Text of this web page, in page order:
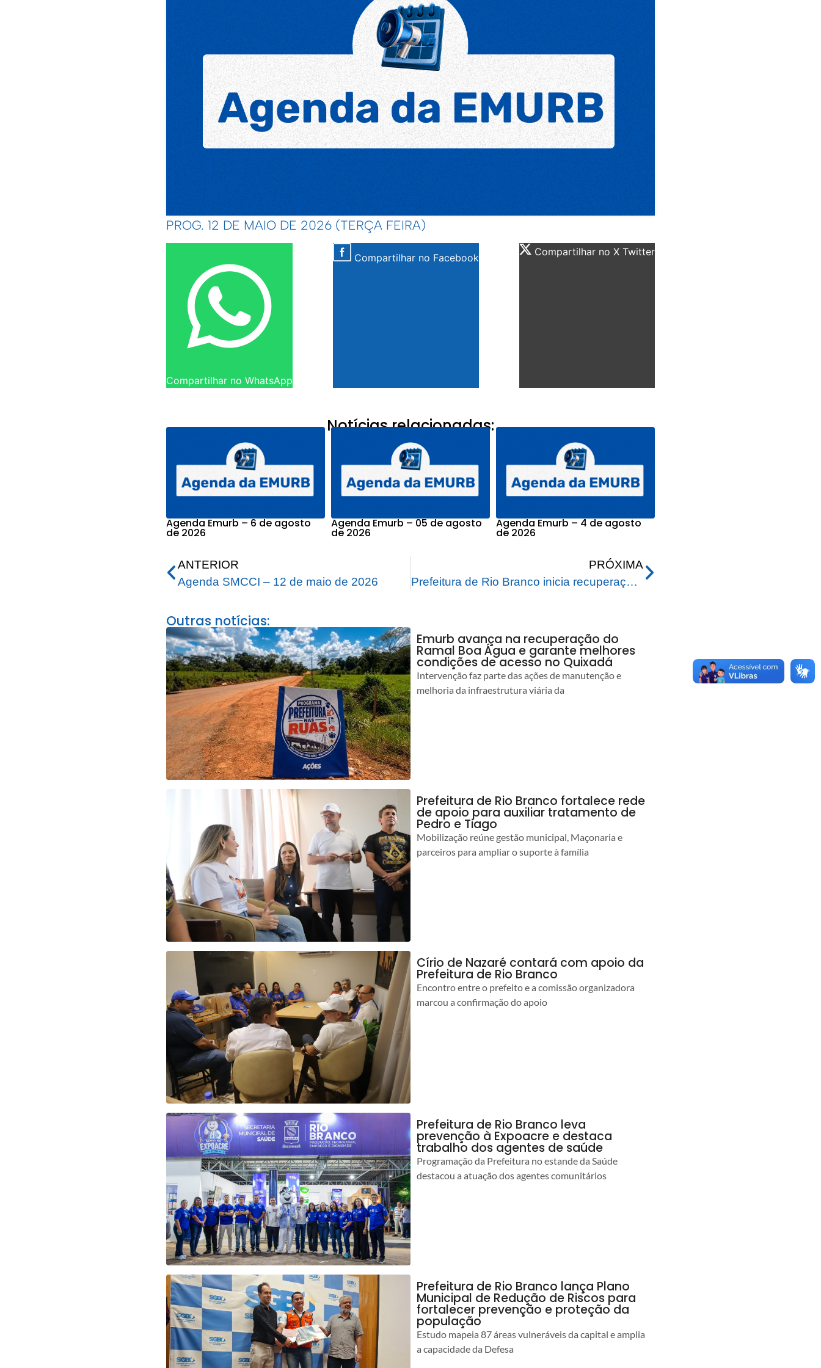
PROG. 12 DE MAIO DE 2026 (TERÇA FEIRA)
Compartilhar no WhatsApp
Compartilhar no Facebook Compartilhar no X Twitter
Notícias relacionadas:
Agenda Emurb – 6 de agosto
de 2026
Agenda Emurb – 05 de agosto
de 2026
Agenda Emurb – 4 de agosto
de 2026
ANTERIOR
Agenda SMCCI – 12 de maio de 2026
PRÓXIMA
Prefeitura de Rio Branco inicia recuperação de ponte no Ouricuri para melhorar mobilidade de moradores
Outras notícias:
Emurb avança na recuperação do
Ramal Boa Água e garante melhores
condições de acesso no Quixadá
Intervenção faz parte das ações de manutenção e
melhoria da infraestrutura viária da
Prefeitura de Rio Branco fortalece rede
de apoio para auxiliar tratamento de
Pedro e Tiago
Mobilização reúne gestão municipal, Maçonaria e
parceiros para ampliar o suporte à família
Círio de Nazaré contará com apoio da
Prefeitura de Rio Branco
Encontro entre o prefeito e a comissão organizadora
marcou a confirmação do apoio
Prefeitura de Rio Branco leva
prevenção à Expoacre e destaca
trabalho dos agentes de saúde
Programação da Prefeitura no estande da Saúde
destacou a atuação dos agentes comunitários
Prefeitura de Rio Branco lança Plano
Municipal de Redução de Riscos para
fortalecer prevenção e proteção da
população
Estudo mapeia 87 áreas vulneráveis da capital e amplia
a capacidade da Defesa